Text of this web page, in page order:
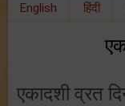
English
हिंदी
एकादशी व्रत